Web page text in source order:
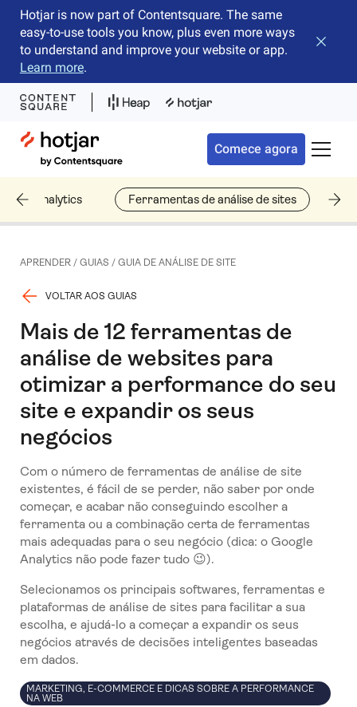
Hotjar is now part of Contentsquare. The same
easy-to-use tools you know, plus even more ways
to understand and improve your website or app.
Learn more.
Fechar
Hotjar Logo
Comece agora
Web analytics Ferramentas de análise de sites
APRENDER/ GUIAS / GUIA DE ANÁLISE DE SITE
VOLTAR AOS GUIAS
Mais de 12 ferramentas de
análise de websites para
otimizar a performance do seu
site e expandir os seus
negócios
Com o número de ferramentas de análise de site
existentes, é fácil de se perder, não saber por onde
começar, e acabar não conseguindo escolher a
ferramenta ou a combinação certa de ferramentas
mais adequadas para o seu negócio (dica: o Google
Analytics não pode fazer tudo 😉).
Selecionamos os principais softwares, ferramentas e
plataformas de análise de sites para facilitar a sua
escolha, e ajudá-lo a começar a expandir os seus
negócios através de decisões inteligentes baseadas
em dados.
MARKETING, E-COMMERCE E DICAS SOBRE A PERFORMANCE
NA WEB